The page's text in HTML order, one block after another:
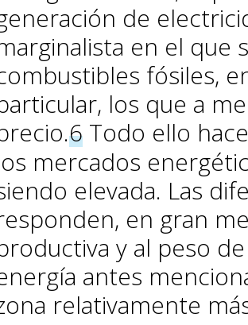
de
en el que
fósiles,
los que a
6 Todo ello
mercados
elevada. Las
en gran
y al peso
antes
relativamente